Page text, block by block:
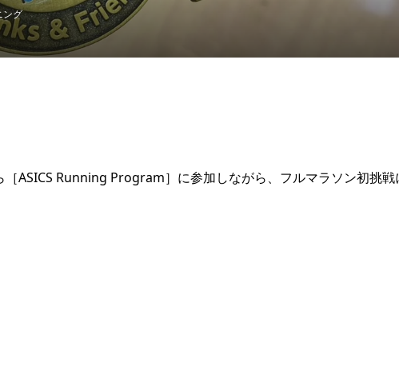
ング
ASICS Running Program］に参加しながら、フルマラソン初挑戦